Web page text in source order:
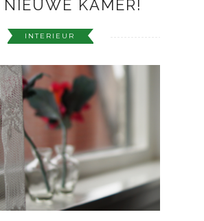
KAMER!
INTERIEUR